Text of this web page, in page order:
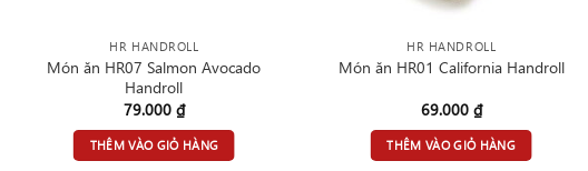
HR HANDROLL
Món ăn HR07 Salmon Avocado
Handroll
79.000 ₫
THÊM VÀO GIỎ HÀNG
HR HANDROLL
Món ăn HR01 California Handroll
69.000 ₫
THÊM VÀO GIỎ HÀNG